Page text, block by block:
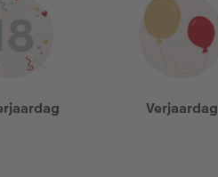
Verjaardag